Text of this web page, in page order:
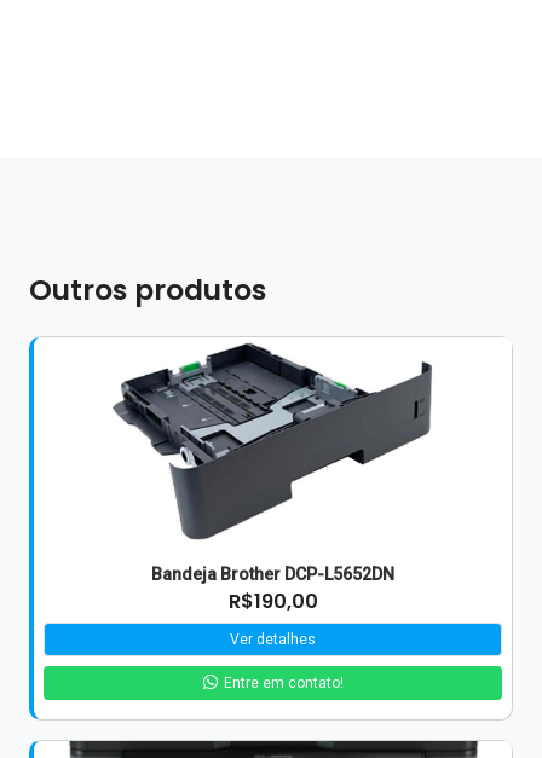
Outros produtos
Bandeja Brother DCP-L5652DN
R$190,00
Ver detalhes
Entre em contato!